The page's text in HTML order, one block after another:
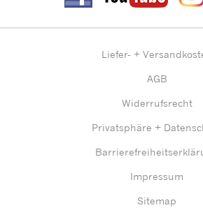
Liefer- +
AGB
Widerrufsrecht
Privatsphäre +
Impressum
Sitemap